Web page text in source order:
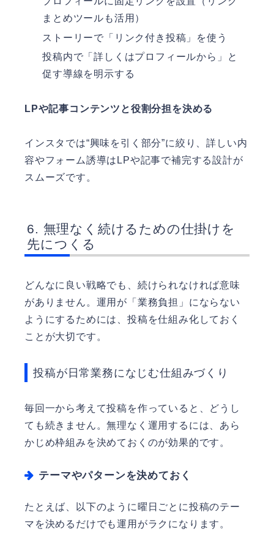
まとめツールも活用）
ストーリーで「リンク付き投稿」を使う
投稿内で「詳しくはプロフィールから」と
促す導線を明示する
LPや記事コンテンツと役割分担を決める
インスタでは“興味を引く部分”に絞り、詳しい内
容やフォーム誘導はLPや記事で補完する設計が
スムーズです。
無理なく続けるための仕掛けを
先につくる
どんなに良い戦略でも、続けられなければ意味
がありません。運用が「業務負担」にならない
ようにするためには、投稿を仕組み化しておく
ことが大切です。
投稿が日常業務になじむ仕組みづくり
毎回一から考えて投稿を作っていると、どうし
ても続きません。無理なく運用するには、あら
かじめ枠組みを決めておくのが効果的です。
テーマやパターンを決めておく
たとえば、以下のように曜日ごとに投稿のテー
マを決めるだけでも運用がラクになります。